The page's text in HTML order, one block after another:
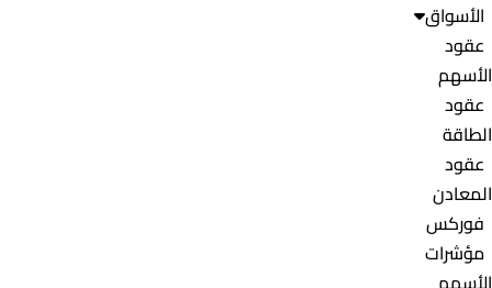
الأسواق
عقود
الأسهم
عقود
الطاقة
عقود
المعادن
فوركس
مؤشرات